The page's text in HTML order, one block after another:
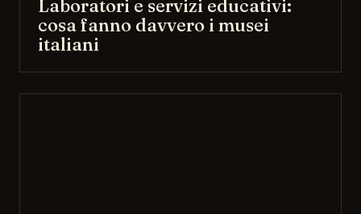
Laboratori e servizi educativi:
cosa fanno davvero i musei
italiani